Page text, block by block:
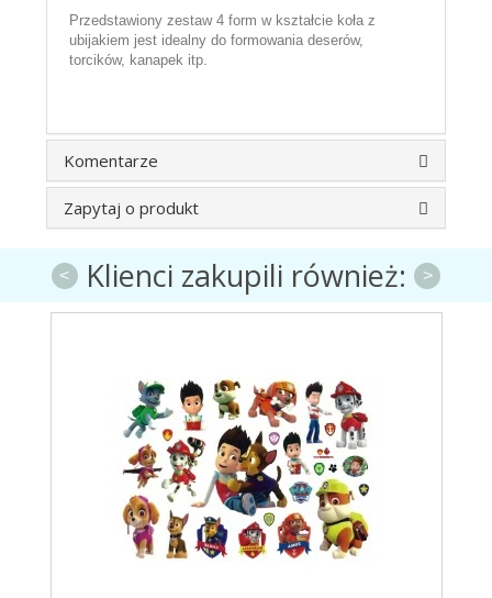
Przedstawiony zestaw 4 form w kształcie koła z
ubijakiem jest idealny do formowania deserów,
torcików, kanapek itp.
Komentarze
Zapytaj o produkt
Klienci zakupili również:
< >